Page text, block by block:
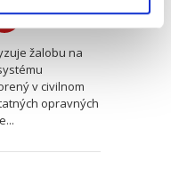
žalobu na
v civilnom
opravných